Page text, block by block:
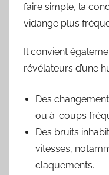
faire simple, la
vidange plus
Il convient
révélateurs d’une
Des
ou à-coups
Des bruits
vitesses,
claquements.